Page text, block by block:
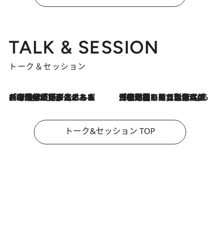
TALK & SESSION
トーク＆セッション
2026.8.3
「今後値上げがあるとすれば…」「リスクがあるのは今年の冬」エネルギー専門家が語る、ホルムズ海峡封鎖が家庭にもたらす“ある心配” 2026.8.3
「住宅建てられない…」「サーチャージ料の高値が続いている」ホルムズ海峡封鎖による影響はいつまで続く？《エネルギー専門家に聞く“どうなる日本の暮らし”》
トーク&セッション TOP